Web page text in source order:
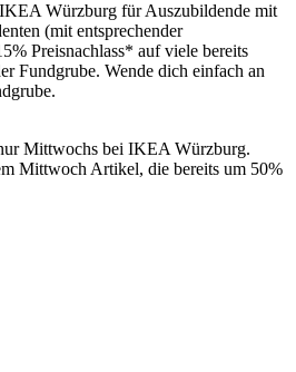
Würzburg für Auszubildende mit
(mit entsprechender
Preisnachlass* auf viele bereits
Fundgrube. Wende dich einfach an
Mittwochs bei IKEA Würzburg.
Mittwoch Artikel, die bereits um 50%